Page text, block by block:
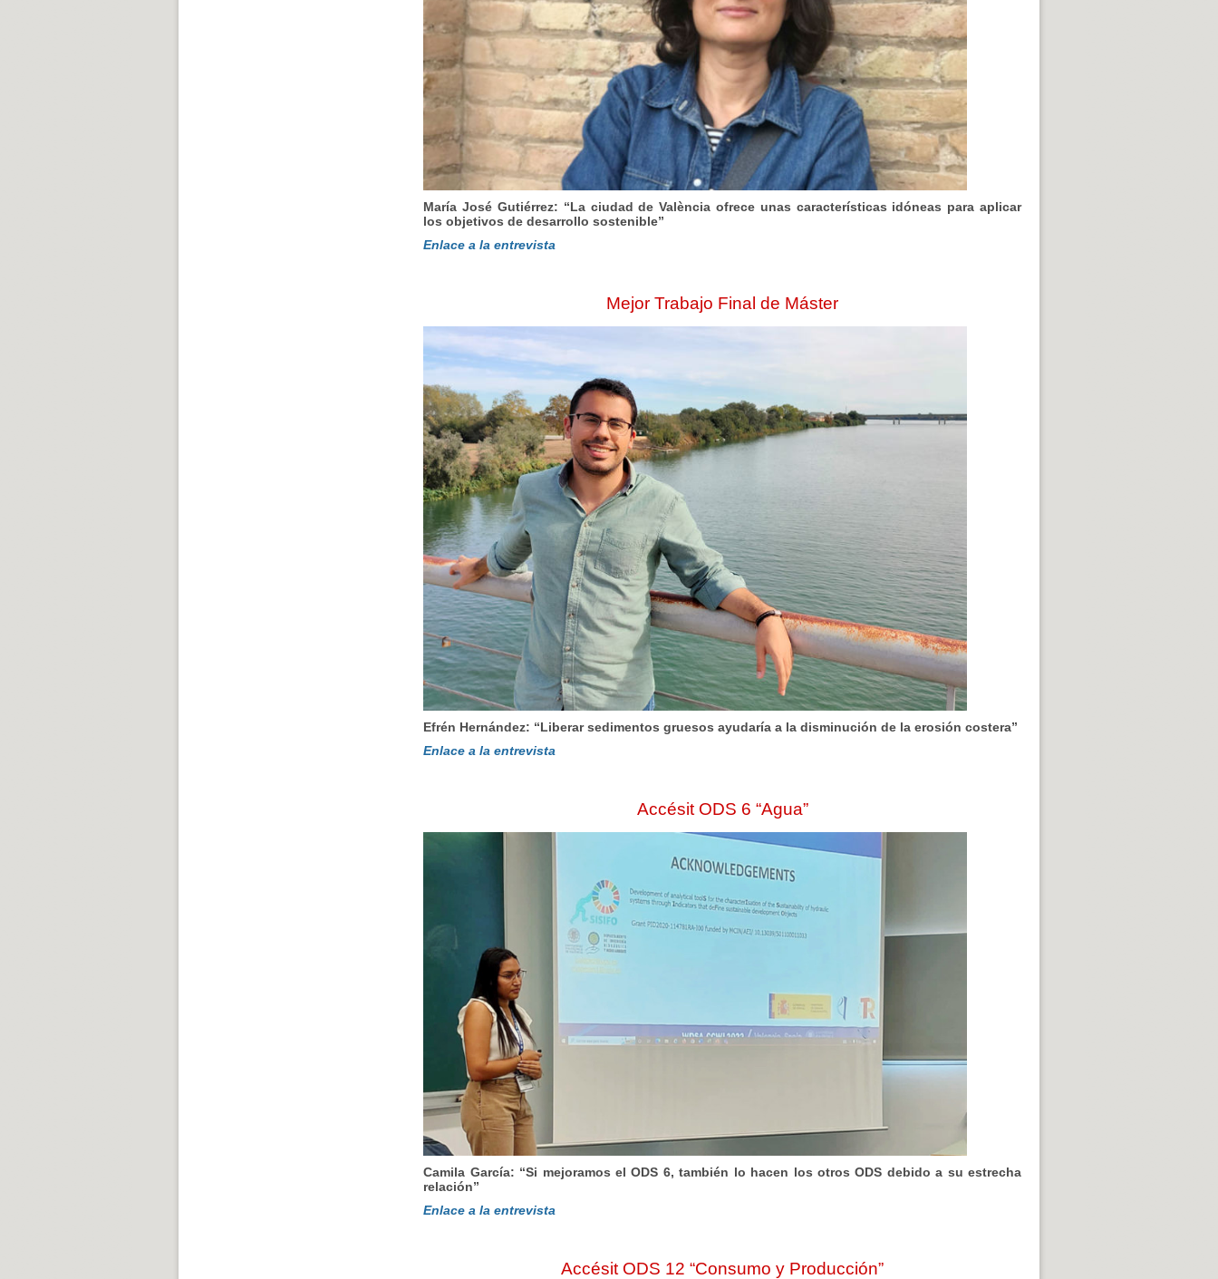
María José Gutiérrez: “La ciudad de València ofrece unas características idóneas para aplicar
los objetivos de desarrollo sostenible”
Enlace a la entrevista
Mejor Trabajo Final de Máster
Efrén Hernández: “Liberar sedimentos gruesos ayudaría a la disminución de la erosión costera”
Enlace a la entrevista
Accésit ODS 6 “Agua”
Camila García: “Si mejoramos el ODS 6, también lo hacen los otros ODS debido a su estrecha
relación”
Enlace a la entrevista
Accésit ODS 12 “Consumo y Producción”